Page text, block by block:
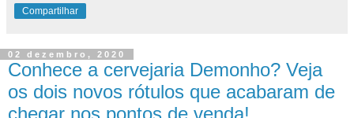
Compartilhar
02 dezembro, 2020
Conhece a cervejaria Demonho? Veja
os dois novos rótulos que acabaram de